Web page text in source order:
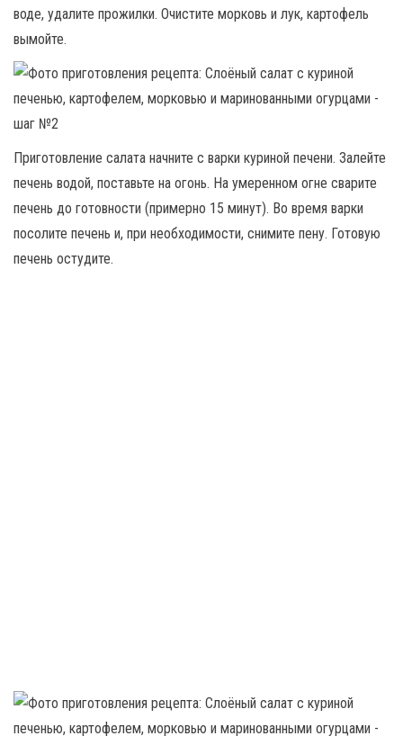
воде, удалите прожилки. Очистите морковь и лук, картофель
вымойте.
Приготовление салата начните с варки куриной печени. Залейте
печень водой, поставьте на огонь. На умеренном огне сварите
печень до готовности (примерно 15 минут). Во время варки
посолите печень и, при необходимости, снимите пену. Готовую
печень остудите.